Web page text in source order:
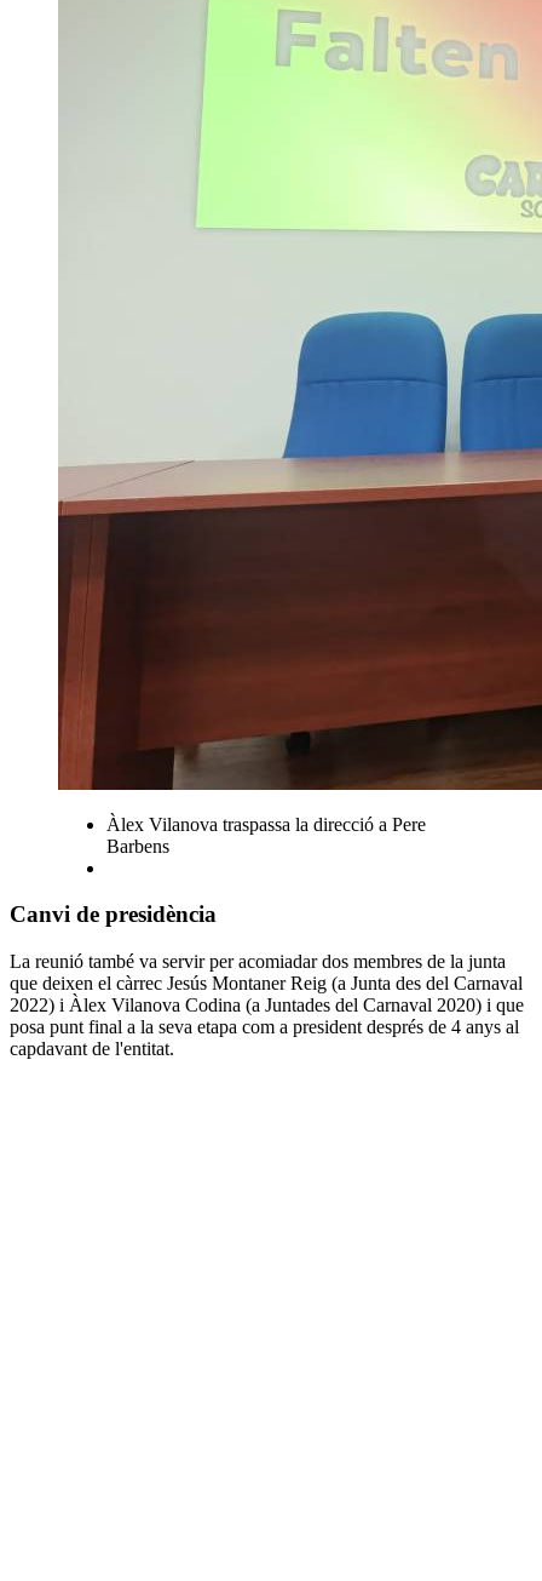
Àlex Vilanova traspassa la direcció a Pere
Barbens
Canvi de presidència
La reunió també va servir per acomiadar dos membres de la junta
que deixen el càrrec Jesús Montaner Reig (a Junta des del Carnaval
2022) i Àlex Vilanova Codina (a Juntades del Carnaval 2020) i que
posa punt final a la seva etapa com a president després de 4 anys al
capdavant de l'entitat.